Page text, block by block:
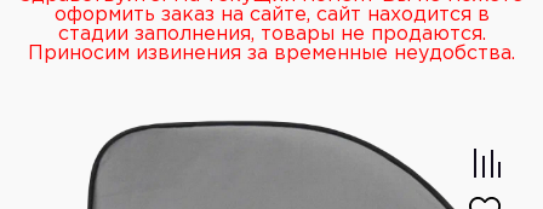
оформить заказ на сайте, сайт находится в
стадии заполнения, товары не продаются.
Приносим извинения за временные неудобства.